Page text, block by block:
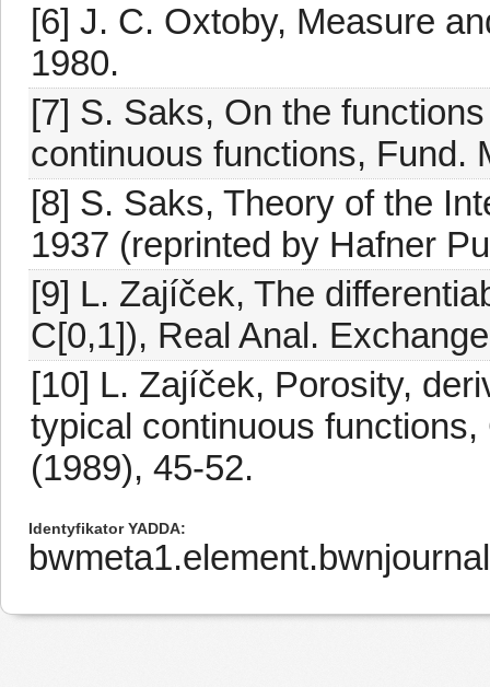
[6] J. C. Oxtoby, Measure
1980.
[7] S. Saks, On the
continuous functions, Fund.
[8] S. Saks, Theory of the
1937 (reprinted by Hafner
[9] L. Zajíček, The
C[0,1]), Real Anal.
[10] L. Zajíček, Porosity,
typical continuous
(1989), 45-52.
Identyfikator YADDA